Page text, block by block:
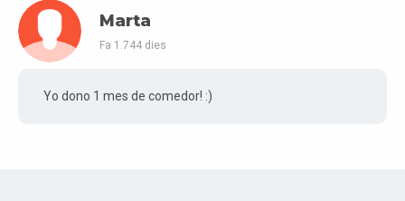
Marta
Fa 1.744 dies
Yo dono 1 mes de comedor! :)